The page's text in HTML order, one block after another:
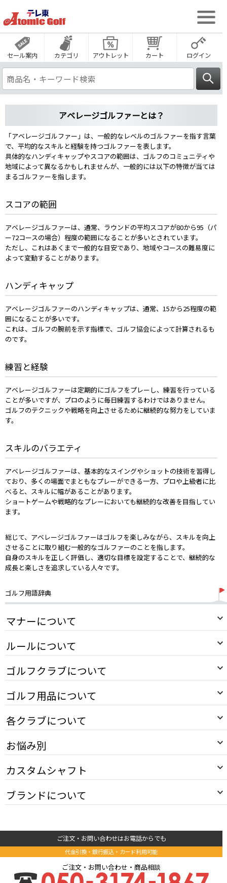
セール案内 カテゴリ アウトレット カート ログイン
アベレージゴルファーとは？
「アベレージゴルファー」は、一般的なレベルのゴルファーを指す言葉
で、平均的なスキルと経験を持つゴルファーを表します。
具体的なハンディキャップやスコアの範囲は、ゴルフのコミュニティや
地域によって異なるかもしれませんが、一般的には以下の特徴が当ては
まるゴルファーを指します。
スコアの範囲
アベレージゴルファーは、通常、ラウンドの平均スコアが80から95（パ
ー72コースの場合）程度の範囲になることが多いとされています。
ただし、これはあくまで一般的な目安であり、地域やコースの難易度に
よって変動することがあります。
ハンディキャップ
アベレージゴルファーのハンディキャップは、通常、15から25程度の範
囲になることが多いです。
これは、ゴルフの腕前を示す指標で、ゴルフ協会によって計算されるも
のです。
練習と経験
アベレージゴルファーは定期的にゴルフをプレーし、練習を行っている
ことが多いですが、プロのように毎日練習するわけではありません。
ゴルフのテクニックや戦略を向上させるために継続的な努力をしていま
す。
スキルのバラエティ
アベレージゴルファーは、基本的なスイングやショットの技術を習得し
ており、多くの場面でまともなプレーができる一方、プロや上級者に比
べると、スキルに幅があることがあります。
ショートゲームや戦略的なプレーにおいても継続的な改善を目指してい
ます。
総じて、アベレージゴルファーはゴルフを楽しみながら、スキルを向上
させることに取り組む一般的なゴルファーのことを指します。
自身のスキルを正しく評価し、適切な目標を設定することで、継続的な
成長と楽しさを追求している人々です。
ゴルフ用語辞典
マナーについて
ルールについて
ゴルフクラブについて
ゴルフ用品について
各クラブについて
お悩み別
カスタムシャフト
ブランドについて
ご注文・お問い合わせはお電話からでも
代金引換・銀行振込・カード利用可能
ご注文・お問い合わせ・商品相談